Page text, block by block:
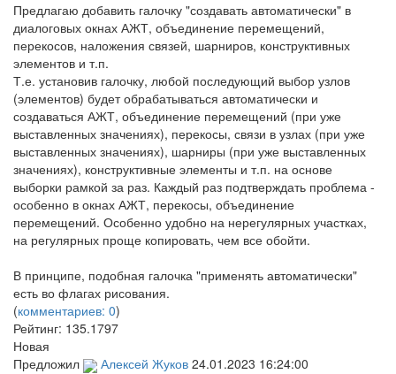
Предлагаю добавить галочку "создавать автоматически" в
диалоговых окнах АЖТ, объединение перемещений,
перекосов, наложения связей, шарниров, конструктивных
элементов и т.п.
Т.е. установив галочку, любой последующий выбор узлов
(элементов) будет обрабатываться автоматически и
создаваться АЖТ, объединение перемещений (при уже
выставленных значениях), перекосы, связи в узлах (при уже
выставленных значениях), шарниры (при уже выставленных
значениях), конструктивные элементы и т.п. на основе
выборки рамкой за раз. Каждый раз подтверждать проблема -
особенно в окнах АЖТ, перекосы, объединение
перемещений. Особенно удобно на нерегулярных участках,
на регулярных проще копировать, чем все обойти.
В принципе, подобная галочка "применять автоматически"
есть во флагах рисования.
(комментариев: 0)
Рейтинг: 135.1797
Новая
Предложил
Алексей Жуков 24.01.2023 16:24:00